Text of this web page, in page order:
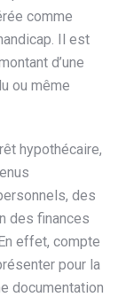
comme
Il est
d’une
ou même
hypothécaire,
des
des finances
effet, compte
pour la
documentation